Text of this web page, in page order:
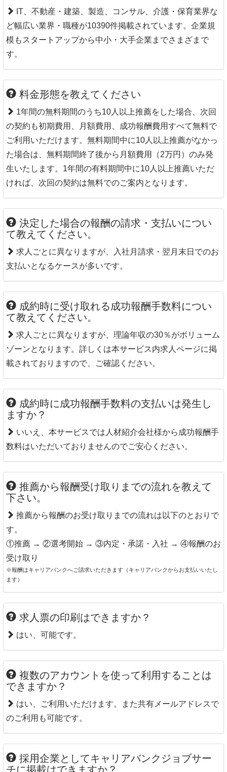
IT、不動産・建築、製造、コンサル、介護・保育業界な
ど幅広い業界・職種が10390件掲載されています。企業規
模もスタートアップから中小・大手企業までさまざまで
す。
料金形態を教えてください
1年間の無料期間のうち10人以上推薦をした場合、次回
の契約も初期費用、月額費用、成功報酬費用すべて無料で
ご利用いただけます。無料期間中に10人以上推薦がなかっ
た場合は、無料期間終了後から月額費用（2万円）のみ発
生いたします。1年間の有料期間中に10人以上推薦いただ
ければ、次回の契約は無料でのご案内となります。
決定した場合の報酬の請求・支払いについ
て教えてください。
求人ごとに異なりますが、入社月請求・翌月末日でのお
支払いとなるケースが多いです。
成約時に受け取れる成功報酬手数料につい
て教えてください。
求人ごとに異なりますが、理論年収の30％がボリューム
ゾーンとなります。詳しくは本サービス内求人ページに掲
載されておりますので、ご確認ください。
成約時に成功報酬手数料の支払いは発生し
ますか？
いいえ、本サービスでは人材紹介会社様から成功報酬手
数料はいただいておりませんのでご安心ください。
推薦から報酬受け取りまでの流れを教えて
下さい。
推薦から報酬のお受け取りまでの流れは以下のとおりで
す。
①推薦 → ②選考開始 → ③内定・承諾・入社 → ④報酬のお
受け取り
※報酬はキャリアバンクへご請求いただきます（キャリアバンクからお支払いいたし
ます）
求人票の印刷はできますか？
はい、可能です。
複数のアカウントを使って利用することは
できますか？
はい、ご利用いただけます。また共有メールアドレスで
のご利用も可能です。
採用企業としてキャリアバンクジョブサー
チに掲載はできますか？